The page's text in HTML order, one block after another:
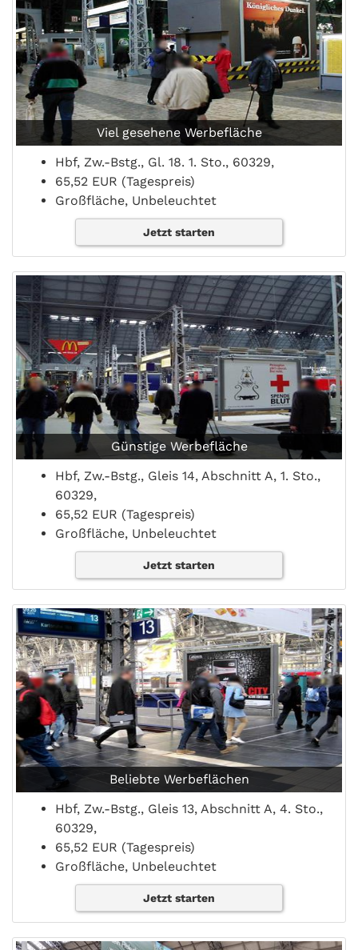
Viel gesehene Werbefläche
Hbf, Zw.-Bstg., Gl. 18. 1. Sto., 60329,
65,52 EUR (Tagespreis)
Großfläche, Unbeleuchtet
Jetzt starten
Günstige Werbefläche
Hbf, Zw.-Bstg., Gleis 14, Abschnitt A, 1. Sto.,
60329,
65,52 EUR (Tagespreis)
Großfläche, Unbeleuchtet
Jetzt starten
Beliebte Werbeflächen
Hbf, Zw.-Bstg., Gleis 13, Abschnitt A, 4. Sto.,
60329,
65,52 EUR (Tagespreis)
Großfläche, Unbeleuchtet
Jetzt starten